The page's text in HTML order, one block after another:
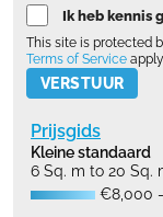
Ik heb kennis
This site is protected
Terms of Service apply.
Please leave this
Prijsgids
Kleine standaard
6 Sq. m to 20 Sq.
€8,000